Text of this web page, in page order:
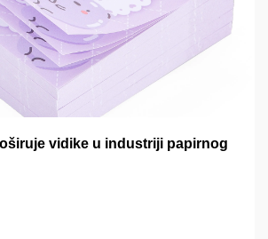
vidike u industriji papirnog